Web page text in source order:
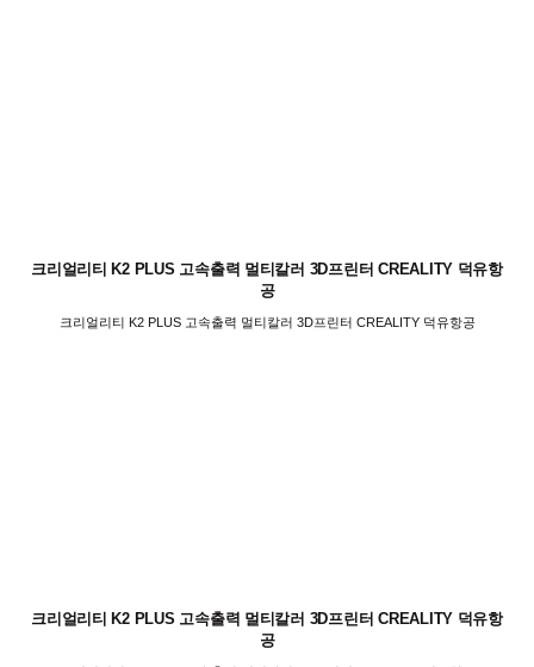
크리얼리티 K2 PLUS 고속출력 멀티칼러 3D프린터 CREALITY 덕유항
공
크리얼리티 K2 PLUS 고속출력 멀티칼러 3D프린터 CREALITY 덕유항공
크리얼리티 K2 PLUS 고속출력 멀티칼러 3D프린터 CREALITY 덕유항
공